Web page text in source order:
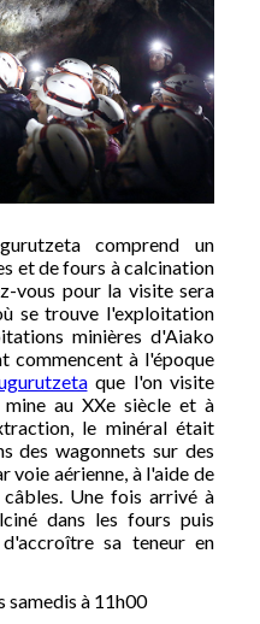
comprend un
et de fours à calcination
vous pour la visite sera
se trouve l'exploitation
minières d'Aiako
commencent à l'époque
que l'on visite
au XXe siècle et à
le minéral était
des wagonnets sur des
voie aérienne, à l'aide de
câbles. Une fois arrivé à
dans les fours puis
sa teneur en
samedis à 11h00